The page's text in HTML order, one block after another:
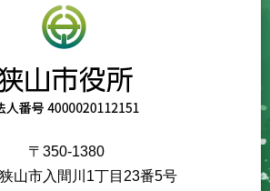
〒350-1380
山市入間川1丁目23番5号